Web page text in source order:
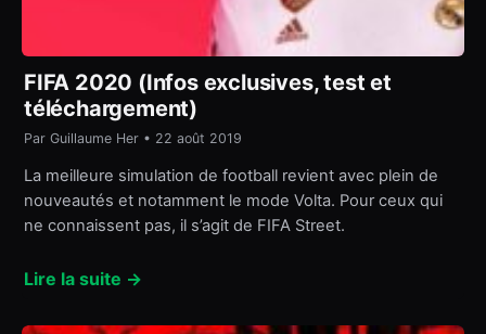
FIFA 2020 (Infos exclusives, test et
téléchargement)
Par Guillaume Her • 22 août 2019
La meilleure simulation de football revient avec plein de
nouveautés et notamment le mode Volta. Pour ceux qui
ne connaissent pas, il s’agit de FIFA Street.
Lire la suite →